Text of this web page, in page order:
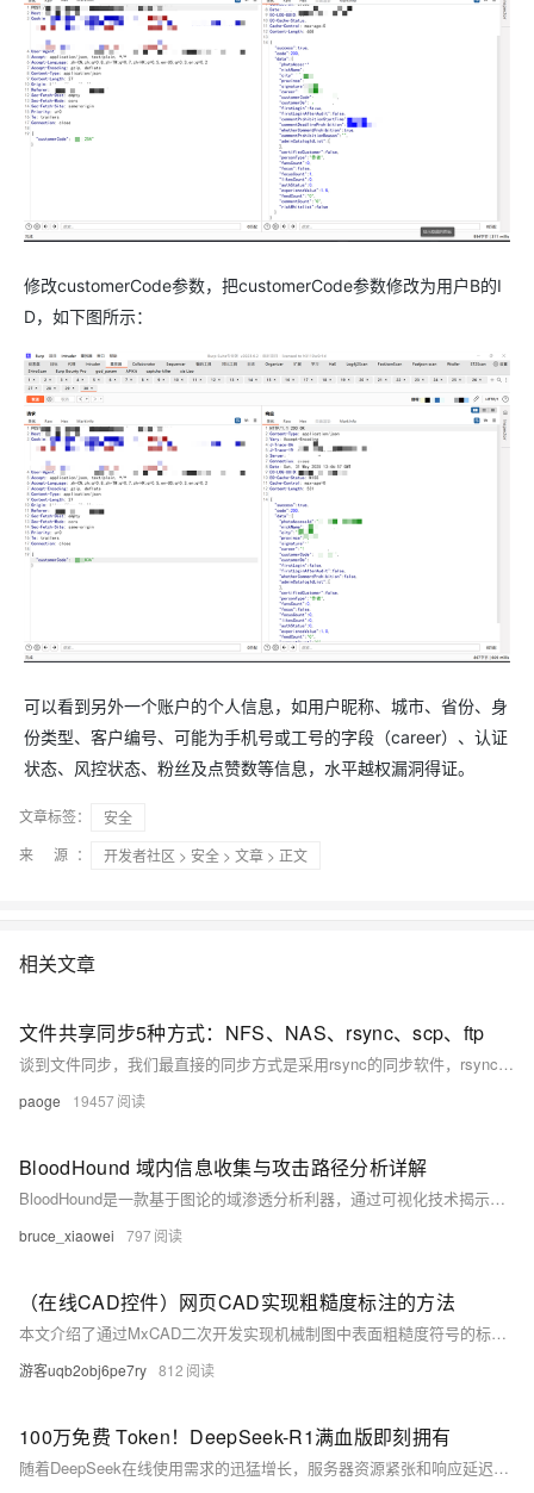
修改customerCode参数，把customerCode参数修改为用户B的I
D，如下图所示：
可以看到另外一个账户的个人信息，如用户昵称、城市、省份、身
份类型、客户编号、可能为手机号或工号的字段（career）、认证
状态、风控状态、粉丝及点赞数等信息，水平越权漏洞得证。
文章标签：
安全
来 源：
开发者社区 > 安全 > 文章 > 正文
相关文章
文件共享同步5种方式：NFS、NAS、rsync、scp、ftp
谈到文件同步，我们最直接的同步方式是采用rsync的同步软件，rsync同步可以保持server和client的强一致（server中的增删改都会同步client），但在实际场景中rsync可能并不能被采纳。
paoge 19457
BloodHound 域内信息收集与攻击路径分析详解
BloodHound是一款基于图论的域渗透分析利器，通过可视化技术揭示Active Directory中隐藏的权限关系与攻击路径。它支持多维度数据收集、自动化路径计算，助力红队精准打击，蓝队有效防御，全面提升域环境安全防护能力。
bruce_xiaowei 797
（在线CAD控件）网页CAD实现粗糙度标注的方法
本文介绍了通过MxCAD二次开发实现机械制图中表面粗糙度符号的标注功能。表面粗糙度符号用于表示零件表面微观不平度，基本形式为三角形，可结合不同修饰（如加横线、小圆等）表达具体加工要求。文章解析了符号含义，并基于McDbCustomEntity类创建自定义实体，实现符号绘制、数据持久化、夹点设置等功能。此外，还提供了用户交互式标注方法，支持根据直线、圆弧或指定角度生成粗糙度标注。最后展示了效果演示及扩展开发示例，便于开发者进一步定制功能。
游客uqb2obj6pe7ry 812
100万免费 Token！DeepSeek-R1满血版即刻拥有
随着DeepSeek在线使用需求的迅猛增长，服务器资源紧张和响应延迟问题日益突出。本文推荐使用百炼大模型服务平台，提供DeepSeek满血版调用的平替方案，支持OpenAI SDK或HTTP方式快速体验。DeepSeek-R1与DeepSeek-V3分别有100万免费Token，另有多款开源Qwen及Llama蒸馏模型支持调用。通过百炼平台，无需自行搭建基础设施，具备负载均衡和自动扩缩容机制，确保API调用稳定。搭配Chatbox可视化界面客户端，简化调用流程，预估费用为0元，免费试用额度耗尽后预计成本不超过1元。